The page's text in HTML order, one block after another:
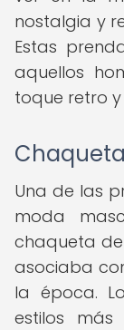
nostalgia y
Estas
aquellos
toque retro
Una de las
moda
chaqueta
asociaba
la época.
estilos